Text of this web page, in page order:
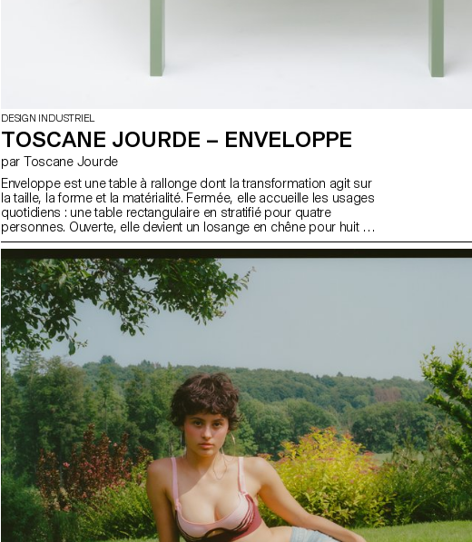
DESIGN INDUSTRIEL
TOSCANE JOURDE – ENVELOPPE
par Toscane Jourde
Enveloppe est une table à rallonge dont la transformation agit sur
la taille, la forme et la matérialité. Fermée, elle accueille les usages
quotidiens : une table rectangulaire en stratifié pour quatre
personnes. Ouverte, elle devient un losange en chêne pour huit à
dix convives. Ce projet prolonge une réflexion engagée dans le
travail de mémoire du designer sur le collectif : comme valeur du
quotidien et comme condition de création. Enveloppe interroge
aussi l’économie d’espace et la manière dont un meuble peut
façonner nos interactions sociales.